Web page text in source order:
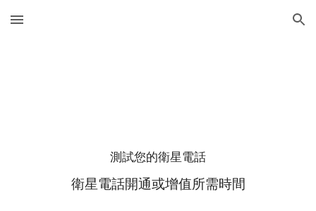
Skip to main content Skip to navigation
測試您的衛星電話
衛星電話開通或增值所需時間